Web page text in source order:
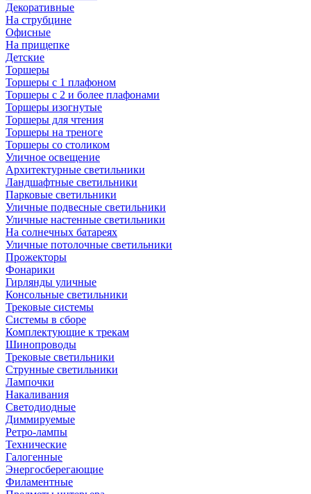
Декоративные
На струбцине
Офисные
На прищепке
Детские
Торшеры
Торшеры с 1 плафоном
Торшеры с 2 и более плафонами
Торшеры изогнутые
Торшеры для чтения
Торшеры на треноге
Торшеры со столиком
Уличное освещение
Архитектурные светильники
Ландшафтные светильники
Парковые светильники
Уличные подвесные светильники
Уличные настенные светильники
На солнечных батареях
Уличные потолочные светильники
Прожекторы
Фонарики
Гирлянды уличные
Консольные светильники
Трековые системы
Системы в сборе
Комплектующие к трекам
Шинопроводы
Трековые светильники
Струнные светильники
Лампочки
Накаливания
Светодиодные
Диммируемые
Ретро-лампы
Технические
Галогенные
Энергосберегающие
Филаментные